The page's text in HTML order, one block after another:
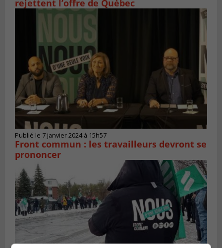
rejettent l’offre de Québec
Publié le 7 janvier 2024 à 15h57
Front commun : les travailleurs devront se
prononcer